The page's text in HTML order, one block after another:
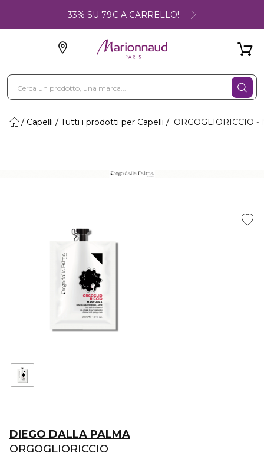
-33% SU 79€ A CARRELLO!
Capelli Tutti i prodotti per Capelli ORGOGLIORICCIO
DIEGO DALLA PALMA
ORGOGLIORICCIO